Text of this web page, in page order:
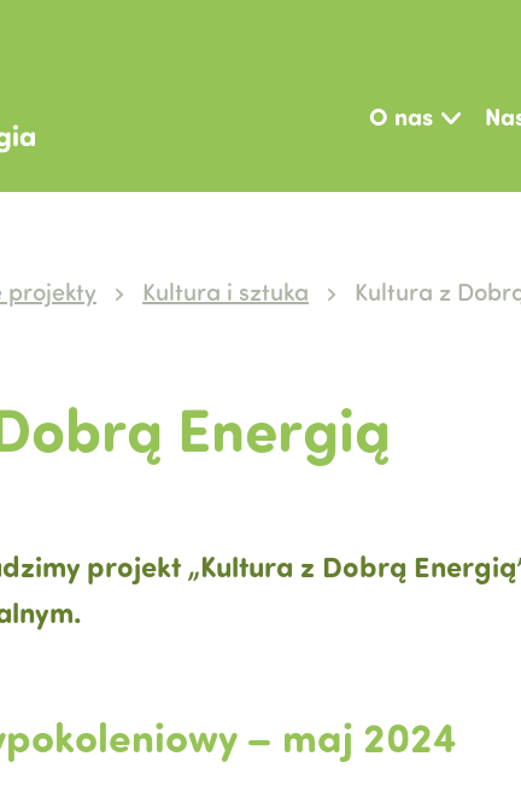
O nas
projekty Kultura i sztuka Kultura z
Energią
projekt „Kultura z Dobrą
– maj 2024